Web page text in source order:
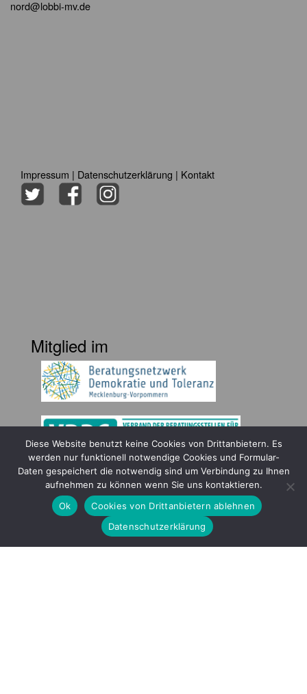
nord@lobbi-mv.de
Impressum | Datenschutzerklärung | Kontakt
Mitglied im
Gefördert durch
Diese Website benutzt keine Cookies von Drittanbietern. Es
werden nur funktionell notwendige Cookies und Formular-
Daten gespeichert die notwendig sind um Verbindung zu Ihnen
aufnehmen zu können wenn Sie uns kontaktieren.
Ok
Cookies von Drittanbietern ablehnen
Datenschutzerklärung